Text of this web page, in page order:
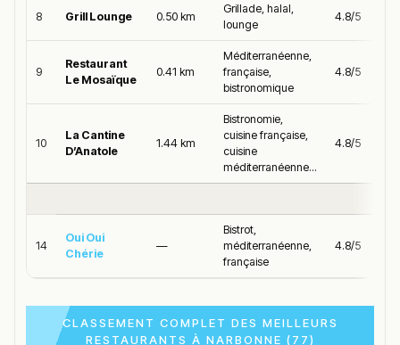
8 Grill Lounge 0.50 km
Grillade, halal,
lounge
4.8/5
9
Restaurant
Le Mosaïque
0.41 km
Méditerranéenne,
française,
bistronomique
4.8/5
10
La Cantine
D’Anatole
1.44 km
Bistronomie,
cuisine française,
cuisine
méditerranéenne...
4.8/5
14
Oui Oui
Chérie
—
Bistrot,
méditerranéenne,
française
4.8/5
CLASSEMENT COMPLET DES MEILLEURS
RESTAURANTS À NARBONNE (77)